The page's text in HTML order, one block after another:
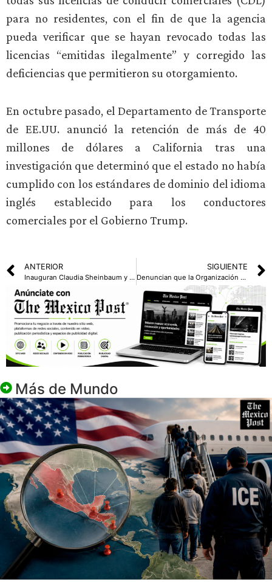
para no residentes, con el fin de que la agencia
pueda verificar que se hayan revocado todas las
licencias “emitidas ilegalmente” y corregido las
deficiencias que permitieron su otorgamiento.
En octubre pasado, el Departamento de Transporte
de EE.UU. anunció la retención de más de 40
millones de dólares a California tras una
investigación que determinó que el estado no había
cumplido con los estándares de dominio del idioma
inglés establecido para los conductores
comerciales por el Gobierno Trump.
ANTERIOR
Inauguran Claudia Sheinbaum y Delfina Gómez obras de infraestructura en Tecámac y Zumpango
SIGUIENTE
Denuncian que la Organización Trump contrató a casi 200 extranjeros en 2025
Más de Mundo